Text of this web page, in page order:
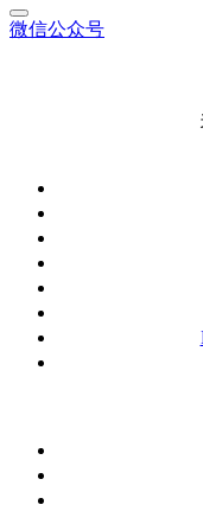
微信公众号